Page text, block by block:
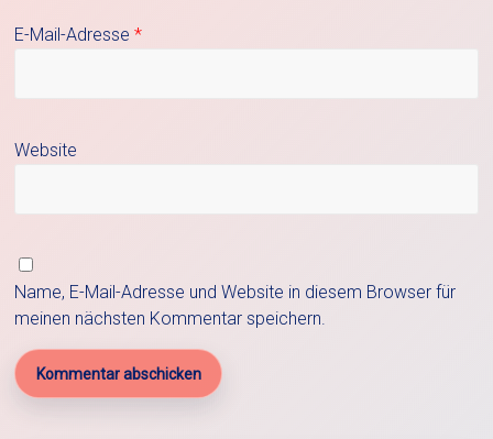
E-Mail-Adresse*
Website
Name, E-Mail-Adresse und Website in diesem Browser für
meinen nächsten Kommentar speichern.